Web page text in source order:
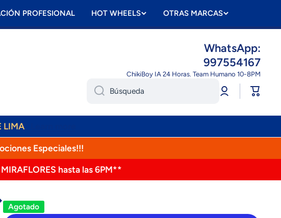
PROFESIONAL HOT WHEELS OTRAS MARCAS
WhatsApp:
997554167
ChikiBoy IA 24 Horas. Team Humano 10-8PM
Búsqueda
Iniciar
sesión
Carrito
Especiales!!!
hasta las 6PM**
Agotado